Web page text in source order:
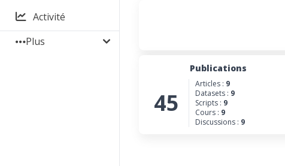
Activité
Plus
Publications
45
Articles : 9
Datasets : 9
Scripts : 9
Cours : 9
Discussions : 9